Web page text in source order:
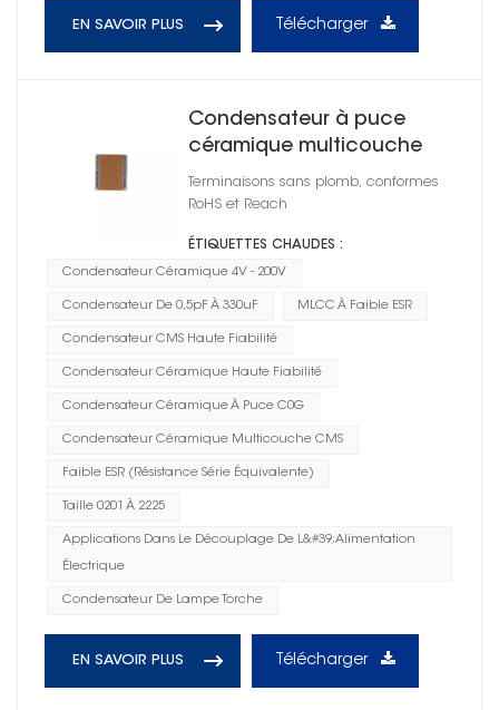
EN SAVOIR PLUS Télécharger
Condensateur à puce
céramique multicouche
CMS 1812
Terminaisons sans plomb, conformes
RoHS et Reach
ÉTIQUETTES CHAUDES :
Condensateur Céramique 4V - 200V
Condensateur De 0,5pF À 330uF MLCC À Faible ESR
Condensateur CMS Haute Fiabilité
Condensateur Céramique Haute Fiabilité
Condensateur Céramique À Puce C0G
Condensateur Céramique Multicouche CMS
Faible ESR (résistance Série Équivalente)
Taille 0201 À 2225
Applications Dans Le Découplage De L&#39;alimentation
Électrique
Condensateur De Lampe Torche
EN SAVOIR PLUS Télécharger